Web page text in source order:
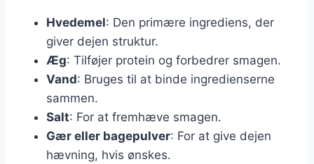
Hvedemel: Den primære ingrediens, der
giver dejen struktur.
Æg: Tilføjer protein og forbedrer smagen.
Vand: Bruges til at binde ingredienserne
sammen.
Salt: For at fremhæve smagen.
Gær eller bagepulver: For at give dejen
hævning, hvis ønskes.